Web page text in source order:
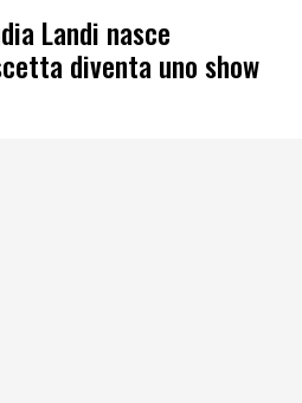
Landi nasce
diventa uno show